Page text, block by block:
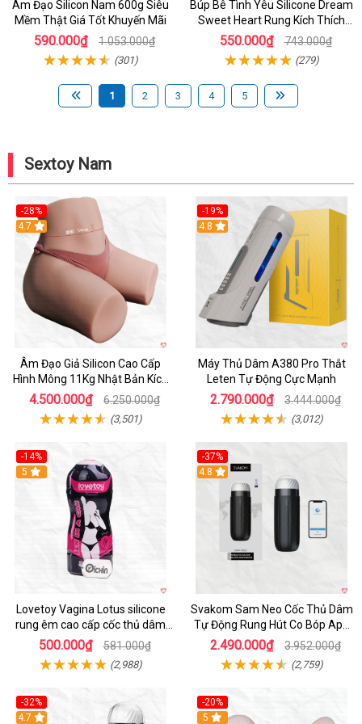
Âm Đạo Silicon Nam 600g Siêu
Mềm Thật Giá Tốt Khuyến Mãi
590.000₫ 1.053.000₫
(301)
Búp Bê Tình Yêu Silicone Dream
Sweet Heart Rung Kích Thích
Mua
550.000₫ 743.000₫
(279)
1 2 3 4 5
Sextoy Nam
-28%
4.7
Âm Đạo Giả Silicon Cao Cấp
Hình Mông 11Kg Nhật Bản Kích
Thước Như Thật
4.500.000₫ 6.250.000₫
(3,501)
-19%
Hot
4.8
Máy Thủ Dâm A380 Pro Thắt
Leten Tự Động Cực Mạnh
2.790.000₫ 3.444.000₫
(3,012)
-14%
Hot
5
Lovetoy Vagina Lotus silicone
rung êm cao cấp cốc thủ dâm
nam
500.000₫ 581.000₫
(2,988)
-37%
4.8
Svakom Sam Neo Cốc Thủ Dâm
Tự Động Rung Hút Co Bóp App
Điều Khiển
2.490.000₫ 3.952.000₫
(2,759)
-32%
Hot
4.7
-20%
Hot
5